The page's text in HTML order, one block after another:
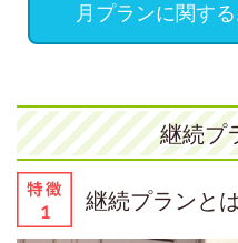
月プランに関す
継続プ
継続プランと